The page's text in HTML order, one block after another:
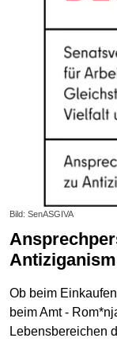
Bild: SenASGIVA
Ansprechperson des Landes Berlin zu
Ob beim
beim Amt -
Lebensbereichen